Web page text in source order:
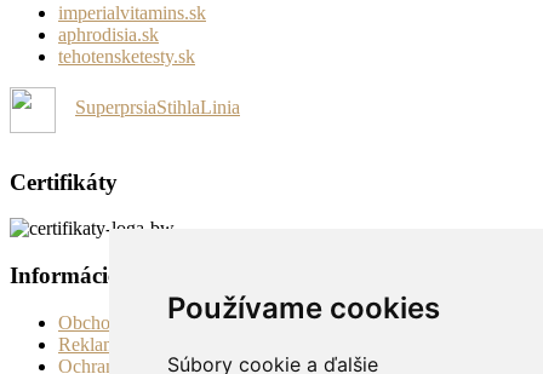
Používame cookies
Súbory cookie a ďalšie
imperialvitamins.sk
aphrodisia.sk
tehotensketesty.sk
SuperprsiaStihlaLinia
Certifikáty
Informácie
Obchodné podmienky
Reklamačné podmienky
Ochrana súkromia a osobných údajov